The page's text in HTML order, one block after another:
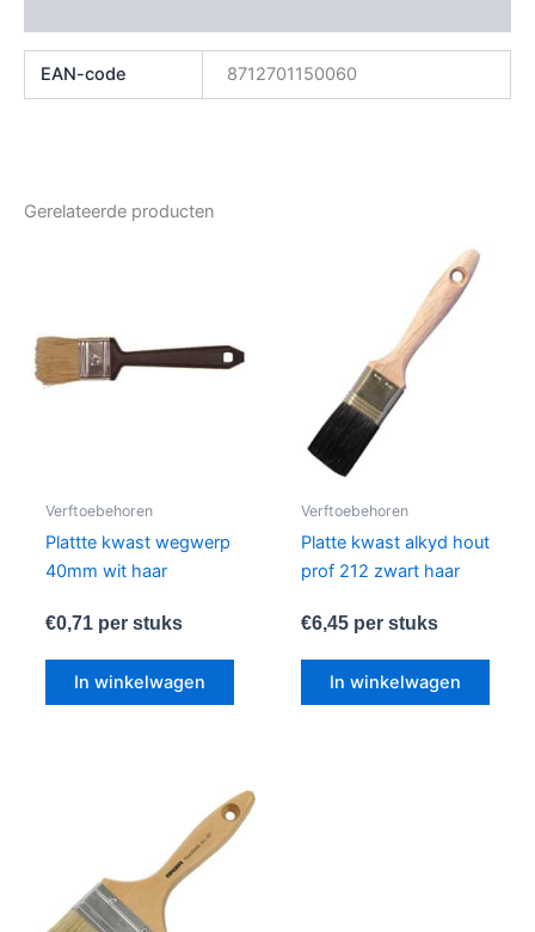
EAN-code 8712701150060
Gerelateerde producten
Verftoebehoren
Plattte kwast wegwerp
40mm wit haar
€0,71per stuks
In winkelwagen
Verftoebehoren
Platte kwast alkyd hout
prof 212 zwart haar
€6,45per stuks
In winkelwagen